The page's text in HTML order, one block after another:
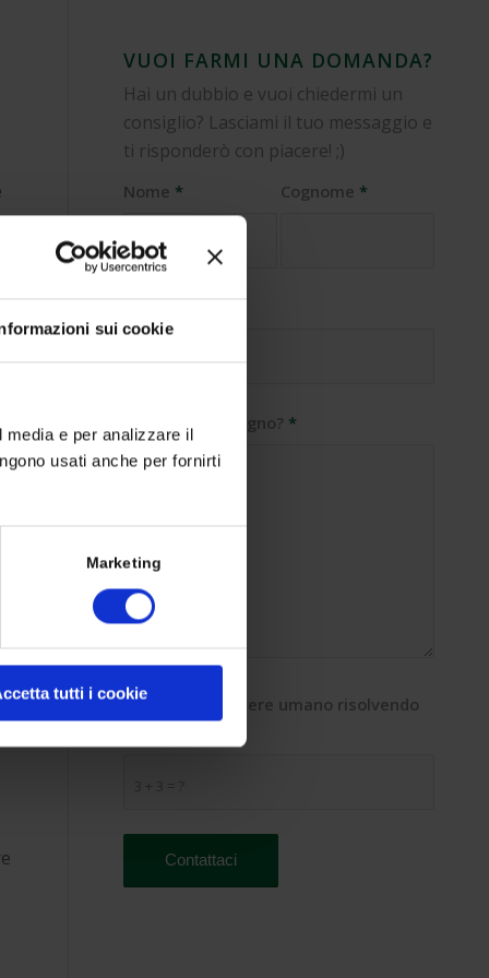
sui cookie
e per analizzare il
usati anche per fornirti
Marketing
tutti i cookie
VUOI FARMI UNA DOMANDA?
Hai un dubbio e vuoi chiedermi un
consiglio? Lasciami il tuo messaggio e
ti risponderò con piacere! ;)
Nome * Cognome *
Di cosa hai bisogno? *
3 + 3 = ?
Dimostra di essere umano risolvendo